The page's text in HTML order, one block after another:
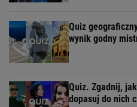
Quiz
wynik godny
Quiz. Zgadnij,
dopasuj do nich